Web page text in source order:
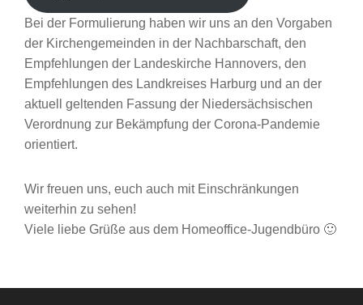
Bei der Formulierung haben wir uns an den Vorgaben
der Kirchengemeinden in der Nachbarschaft, den
Empfehlungen der Landeskirche Hannovers, den
Empfehlungen des Landkreises Harburg und an der
aktuell geltenden Fassung der Niedersächsischen
Verordnung zur Bekämpfung der Corona-Pandemie
orientiert.
Wir freuen uns, euch auch mit Einschränkungen
weiterhin zu sehen!
Viele liebe Grüße aus dem Homeoffice-Jugendbüro 🙂